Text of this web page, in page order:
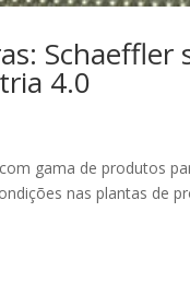
Schaeffler
4.0
gama de produtos
nas plantas de